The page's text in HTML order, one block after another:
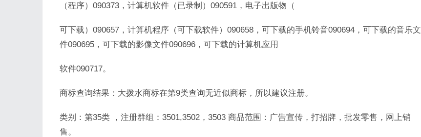
（程序）090373，计算机软件（已录制）090591，电子出版物（
可下载）090657，计算机程序（可下载软件）090658，可下载的手机铃音090694，可下载的音乐文
件090695，可下载的影像文件090696，可下载的计算机应用
软件090717。
商标查询结果：大拨水商标在第9类查询无近似商标，所以建议注册。
类别：第35类 ，注册群组：3501,3502，3503 商品范围：广告宣传，打招牌，批发零售，网上销
售。